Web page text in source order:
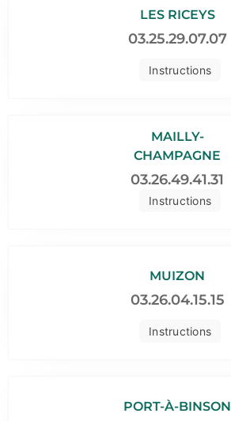
Instructions
LES RICEYS
03.25.29.07.07
Instructions
MAILLY-
CHAMPAGNE
03.26.49.41.31
Instructions
MUIZON
03.26.04.15.15
PORT-À-BINSON